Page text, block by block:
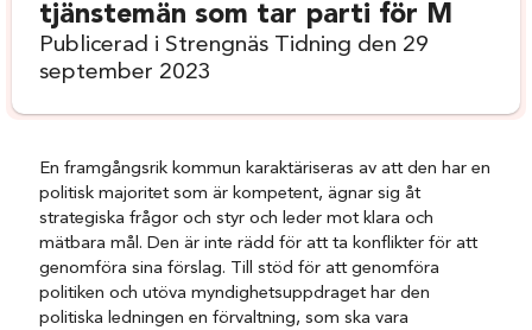
tjänstemän som tar parti för M
Publicerad i Strengnäs Tidning den 29
september 2023
En framgångsrik kommun karaktäriseras av att den har en
politisk majoritet som är kompetent, ägnar sig åt
strategiska frågor och styr och leder mot klara och
mätbara mål. Den är inte rädd för att ta konflikter för att
genomföra sina förslag. Till stöd för att genomföra
politiken och utöva myndighetsuppdraget har den
politiska ledningen en förvaltning, som ska vara